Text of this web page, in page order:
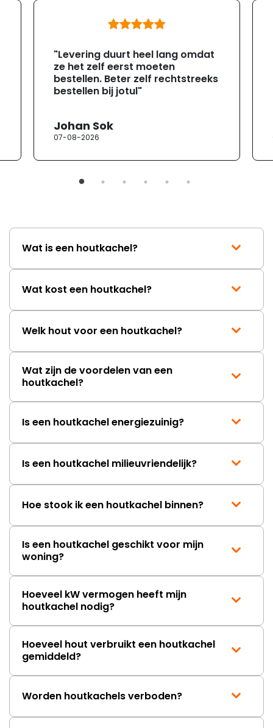
"Levering duurt heel lang omdat
ze het zelf eerst moeten
bestellen. Beter zelf rechtstreeks
bestellen bij jotul"
Johan Sok
07-08-2026
Wat is een houtkachel?
Wat kost een houtkachel?
Welk hout voor een houtkachel?
Wat zijn de voordelen van een
houtkachel?
Is een houtkachel energiezuinig?
Is een houtkachel milieuvriendelijk?
Hoe stook ik een houtkachel binnen?
Is een houtkachel geschikt voor mijn
woning?
Hoeveel kW vermogen heeft mijn
houtkachel nodig?
Hoeveel hout verbruikt een houtkachel
gemiddeld?
Worden houtkachels verboden?